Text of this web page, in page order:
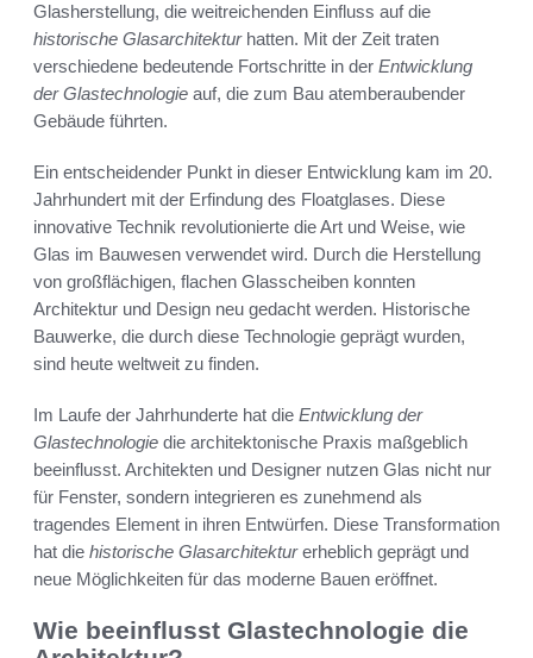
Glasherstellung, die weitreichenden Einfluss auf die
historische Glasarchitekturhatten. Mit der Zeit traten
verschiedene bedeutende Fortschritte in der Entwicklung
der Glastechnologie auf, die zum Bau atemberaubender
Gebäude führten.
Ein entscheidender Punkt in dieser Entwicklung kam im 20.
Jahrhundert mit der Erfindung des Floatglases. Diese
innovative Technik revolutionierte die Art und Weise, wie
Glas im Bauwesen verwendet wird. Durch die Herstellung
von großflächigen, flachen Glasscheiben konnten
Architektur und Design neu gedacht werden. Historische
Bauwerke, die durch diese Technologie geprägt wurden,
sind heute weltweit zu finden.
Im Laufe der Jahrhunderte hat die Entwicklung der
Glastechnologie die architektonische Praxis maßgeblich
beeinflusst. Architekten und Designer nutzen Glas nicht nur
für Fenster, sondern integrieren es zunehmend als
tragendes Element in ihren Entwürfen. Diese Transformation
hat die historische Glasarchitekturerheblich geprägt und
neue Möglichkeiten für das moderne Bauen eröffnet.
Wie beeinflusst Glastechnologie die